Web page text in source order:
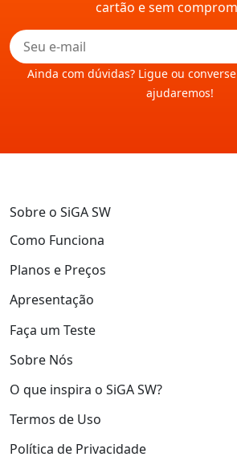
cartão e sem
Ainda com dúvidas? Ligue ou
ajudaremos!
Sobre o SiGA SW
Como Funciona
Planos e Preços
Apresentação
Faça um Teste
Sobre Nós
O que inspira o SiGA SW?
Termos de Uso
Política de Privacidade